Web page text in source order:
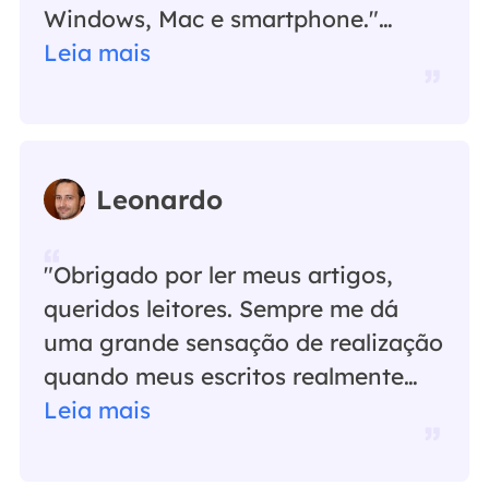
Windows, Mac e smartphone."…
Leia mais
Leonardo
"Obrigado por ler meus artigos,
queridos leitores. Sempre me dá
uma grande sensação de realização
quando meus escritos realmente
ajudam. Espero que gostem de sua
Leia mais